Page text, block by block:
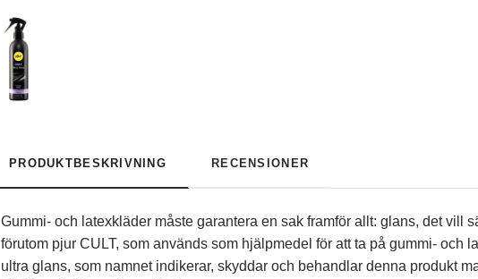
PRODUKTBESKRIVNING RECENSIONER
Gummi- och latexkläder måste garantera en sak framför allt: glans, det vill
förutom pjur CULT, som används som hjälpmedel för att ta på gummi- och
ultra glans, som namnet indikerar, skyddar och behandlar denna produkt